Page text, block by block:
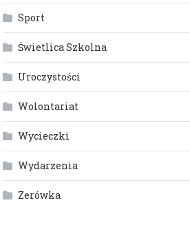
Sport
Świetlica Szkolna
Uroczystości
Wolontariat
Wycieczki
Wydarzenia
Zerówka